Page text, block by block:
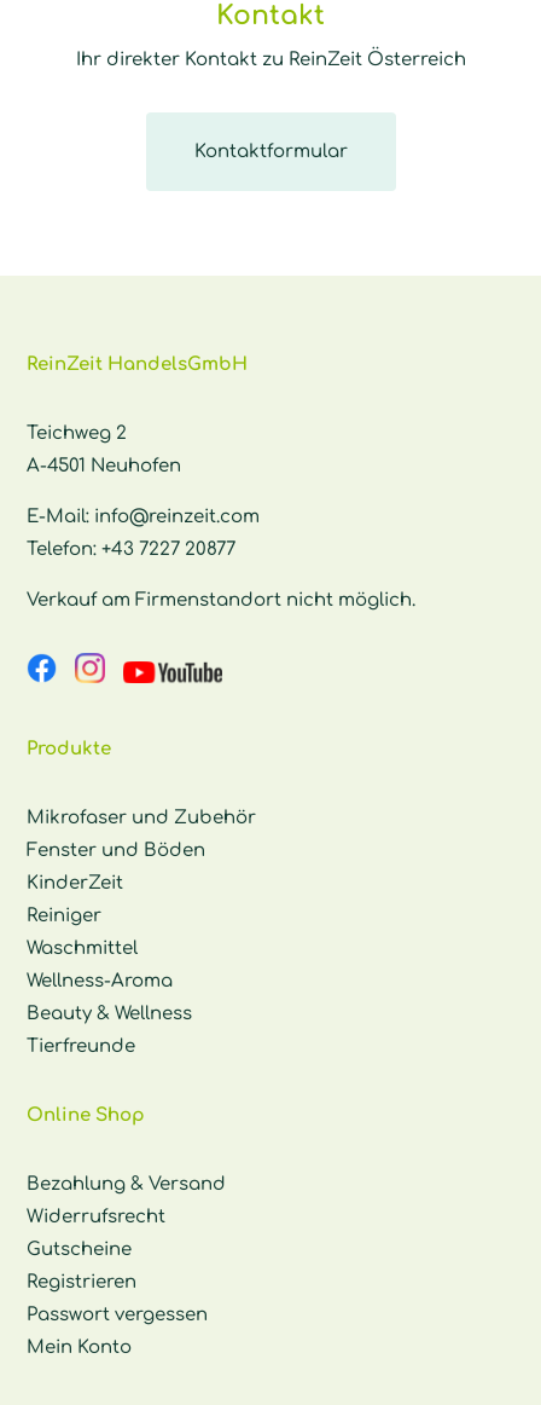
Kontakt
Ihr direkter Kontakt zu ReinZeit Österreich
Kontaktformular
ReinZeit HandelsGmbH
Teichweg 2
A-4501 Neuhofen
E-Mail: info@reinzeit.com
Telefon:+43 7227 20877
Verkauf am Firmenstandort nicht möglich.
Produkte
Mikrofaser und Zubehör
Fenster und Böden
KinderZeit
Reiniger
Waschmittel
Wellness-Aroma
Beauty & Wellness
Tierfreunde
Online Shop
Bezahlung & Versand
Widerrufsrecht
Gutscheine
Registrieren
Passwort vergessen
Mein Konto